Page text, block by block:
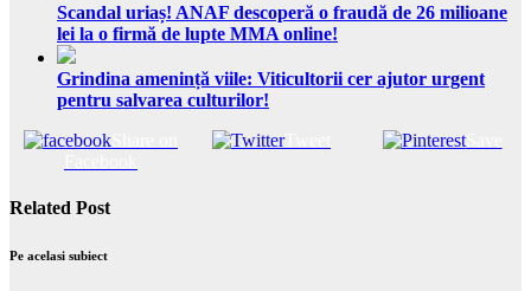
Scandal uriaș! ANAF descoperă o fraudă de 26 milioane
lei la o firmă de lupte MMA online!
Grindina amenință viile: Viticultorii cer ajutor urgent
pentru salvarea culturilor!
Tweet Save
Related Post
Pe acelasi subiect